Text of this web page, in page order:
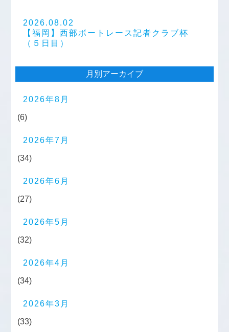
2026.08.02
【福岡】西部ボートレース記者クラブ杯
（５日目）
月別アーカイブ
2026年8月
(6)
2026年7月
(34)
2026年6月
(27)
2026年5月
(32)
2026年4月
(34)
2026年3月
(33)